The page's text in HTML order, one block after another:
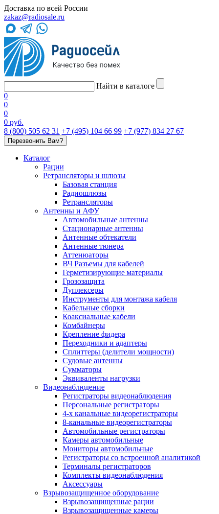
Доставка по всей России
zakaz@radiosale.ru
Найти в каталоге
0
0
0
0 руб.
8 (800) 505 62 31 +7 (495) 104 66 99 +7 (977) 834 27 67
Перезвонить Вам?
Каталог
Рации
Ретрансляторы и шлюзы
Базовая станция
Радиошлюзы
Ретрансляторы
Антенны и АФУ
Автомобильные антенны
Стационарные антенны
Антенные обтекатели
Антенные тюнера
Аттенюаторы
ВЧ Разъемы для кабелей
Герметизирующие материалы
Грозозащита
Дуплексеры
Инструменты для монтажа кабеля
Кабельные сборки
Коаксиальные кабели
Комбайнеры
Крепление фидера
Переходники и адаптеры
Сплиттеры (делители мощности)
Судовые антенны
Сумматоры
Эквиваленты нагрузки
Видеонаблюдение
Регистраторы видеонаблюдения
Персональные регистраторы
4-х канальные видеорегистраторы
8-канальные видеорегистраторы
Автомобильные регистраторы
Камеры автомобильные
Мониторы автомобильные
Регистраторы со встроенной аналитикой
Терминалы регистраторов
Комплекты видеонаблюдения
Аксессуары
Взрывозащищенное оборудование
Взрывозащищенные рации
Взрывозащищенные камеры